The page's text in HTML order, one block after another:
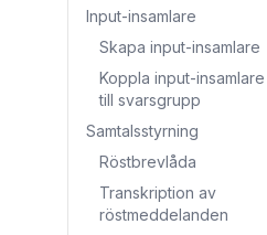
Input-insamlare
Skapa input-insamlare
Koppla input-insamlare
till svarsgrupp
Samtalsstyrning
Röstbrevlåda
Transkription av
röstmeddelanden